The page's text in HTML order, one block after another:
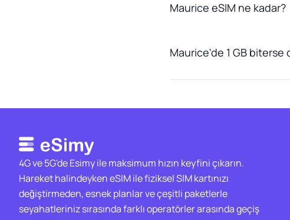
Maurice eSIM ne kadar?
Maurice'de 1 GB biterse
4G ve 5G'de Esimy ile maksimum hızın keyfini çıkarın.
Hareket halindeyken eSIM ile fiziksel SIM kartınızı
değiştirmeden, esnek planlar ve çeşitli paketlerle
seyahatleriniz sırasında farklı operatörler arasında geçiş